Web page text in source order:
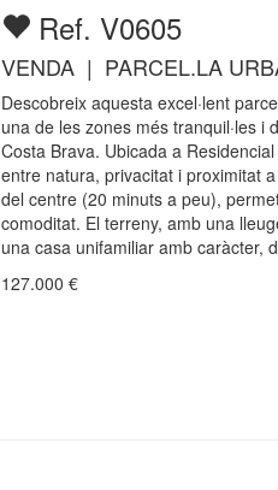
Ref. V0605
VENDA | PARCEL.LA
Descobreix aquesta excel·lent
una de les zones més tranquil·les i
Costa Brava. Ubicada a
entre natura, privacitat i proximitat
del centre (20 minuts a peu),
comoditat. El terreny, amb una
una casa unifamiliar amb caràcter,
127.000 €